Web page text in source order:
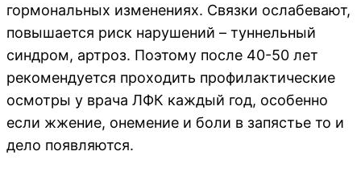
гормональных изменениях. Связки ослабевают,
повышается риск нарушений – туннельный
синдром, артроз. Поэтому после 40-50 лет
рекомендуется проходить профилактические
осмотры у врача ЛФК каждый год, особенно
если жжение, онемение и боли в запястье то и
дело появляются.